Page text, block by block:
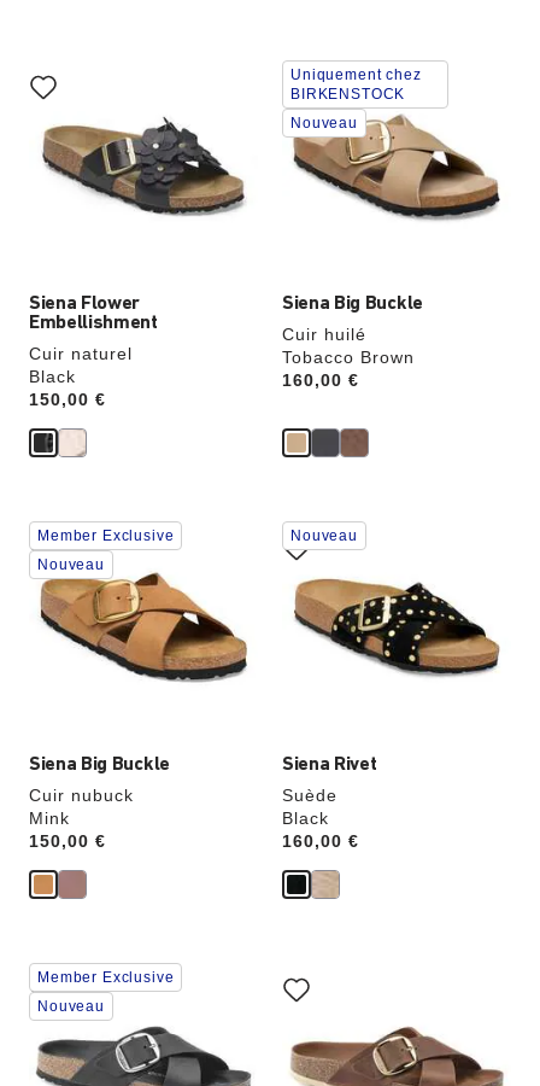
Siena Flower
Embellishment
Cuir naturel
Black
Price:
150,00 €
sur
les
échantillons
couleurs
modifiera
Siena Big Buckle
Cuir huilé
Tobacco Brown
Price:
160,00 €
Cliquer
sur
les
échantillons
de
couleurs
modifiera
Uniquement chez
BIRKENSTOCK
Nouveau
Siena Big Buckle
Cuir nubuck
Mink
Price:
150,00 €
Cliquer
sur
les
échantillons
couleurs
modifiera
Member Exclusive
Nouveau
Siena Rivet
Suède
Black
Price:
160,00 €
Cliquer
sur
les
échantillons
couleurs
modifiera
Nouveau
Cliquer
sur
les
de
couleurs
Member Exclusive
Nouveau
sur
les
de
couleurs